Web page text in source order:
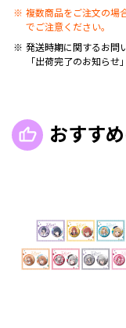
複数商品をご注文の場
でご注意ください。
発送時期に関するお問
「出荷完了のお知らせ
おすす